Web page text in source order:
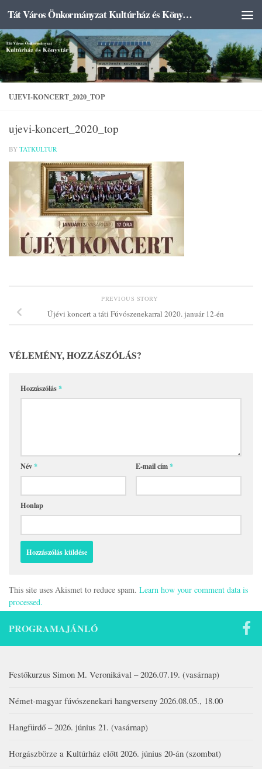
Skip to content Tát Város Önkormányzat Kultúrház és Könyvtár
UJEVI-KONCERT_2020_TOP
ujevi-koncert_2020_top
BY TATKULTUR
PREVIOUS STORY
Újévi koncert a táti Fúvószenekarral 2020. január 12-én
VÉLEMÉNY, HOZZÁSZÓLÁS?
Hozzászólás*
Név* E-mail cím*
Honlap
This site uses Akismet to reduce spam. Learn how your comment data is
processed.
PROGRAMAJÁNLÓ
Festőkurzus Simon M. Veronikával – 2026.07.19. (vasárnap)
Német-magyar fúvószenekari hangverseny 2026.08.05., 18.00
Hangfürdő – 2026. június 21. (vasárnap)
Horgászbörze a Kultúrház előtt 2026. június 20-án (szombat)